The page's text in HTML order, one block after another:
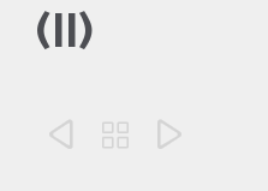
(II)
  